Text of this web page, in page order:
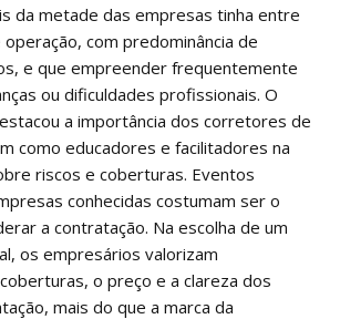
da metade das empresas tinha entre
com predominância de
e que empreender frequentemente
ou dificuldades profissionais. O
a importância dos corretores de
como educadores e facilitadores na
riscos e coberturas. Eventos
conhecidas costumam ser o
a contratação. Na escolha de um
os empresários valorizam
o preço e a clareza dos
mais do que a marca da